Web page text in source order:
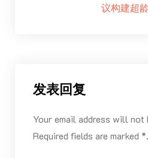
议构建超
发表回复
Your email address will not
Required fields are marked *.